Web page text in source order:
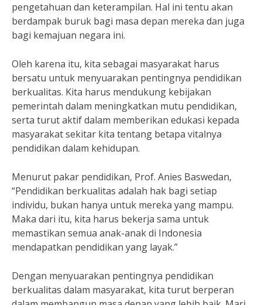
pengetahuan dan keterampilan. Hal ini tentu akan
berdampak buruk bagi masa depan mereka dan juga
bagi kemajuan negara ini.
Oleh karena itu, kita sebagai masyarakat harus
bersatu untuk menyuarakan pentingnya pendidikan
berkualitas. Kita harus mendukung kebijakan
pemerintah dalam meningkatkan mutu pendidikan,
serta turut aktif dalam memberikan edukasi kepada
masyarakat sekitar kita tentang betapa vitalnya
pendidikan dalam kehidupan.
Menurut pakar pendidikan, Prof. Anies Baswedan,
“Pendidikan berkualitas adalah hak bagi setiap
individu, bukan hanya untuk mereka yang mampu.
Maka dari itu, kita harus bekerja sama untuk
memastikan semua anak-anak di Indonesia
mendapatkan pendidikan yang layak.”
Dengan menyuarakan pentingnya pendidikan
berkualitas dalam masyarakat, kita turut berperan